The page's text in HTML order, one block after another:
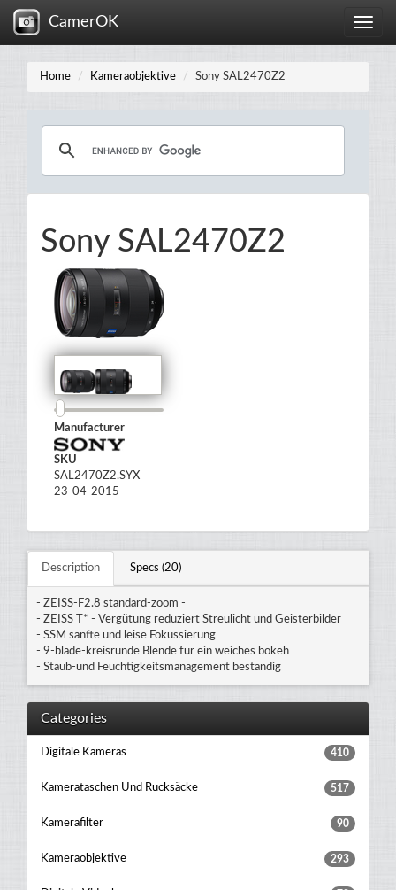
Toggle
CamerOK
Home Kameraobjektive Sony SAL2470Z2
Sony SAL2470Z2
Manufacturer
SKU
SAL2470Z2.SYX
23-04-2015
Description Specs (20)
- ZEISS-F2.8 standard-zoom -
- ZEISS T* - Vergütung reduziert Streulicht und Geisterbilder
- SSM sanfte und leise Fokussierung
- 9-blade-kreisrunde Blende für ein weiches bokeh
- Staub-und Feuchtigkeitsmanagement beständig
Categories
Digitale Kameras 410
Kamerataschen Und Rucksäcke 517
Kamerafilter 90
Kameraobjektive 293